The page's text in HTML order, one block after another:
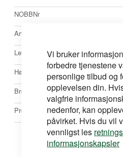
Vi bruker
forbedre tjenestene
personlige tilbud og
opplevelsen din.
valgfrie
nedenfor, kan
påvirket. Hvis du vil
vennligst les
informasjonskapsler
NOBBNr
Artikkelnr
Lengde mm
Høyde mm
Bredde mm
Produkttype